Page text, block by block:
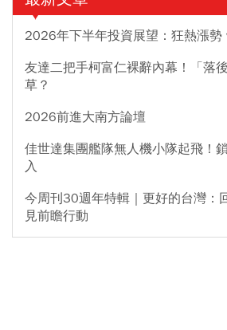
2026年下半年投資展望：狂熱漲勢
友達二把手柯富仁裸辭內幕！「落
草？
2026前進大南方論壇
佳世達集團艦隊無人機小隊起飛！
入
今周刊30週年特輯｜更好的台灣：
見前瞻行動